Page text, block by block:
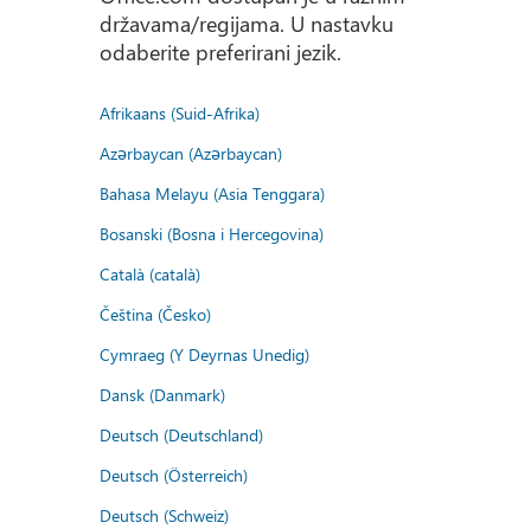
državama/regijama. U nastavku
odaberite preferirani jezik.
Afrikaans (Suid-Afrika)
Azərbaycan (Azərbaycan)
Bahasa Melayu (Asia Tenggara)
Bosanski (Bosna i Hercegovina)
Català (català)
Čeština (Česko)
Cymraeg (Y Deyrnas Unedig)
Dansk (Danmark)
Deutsch (Deutschland)
Deutsch (Österreich)
Deutsch (Schweiz)